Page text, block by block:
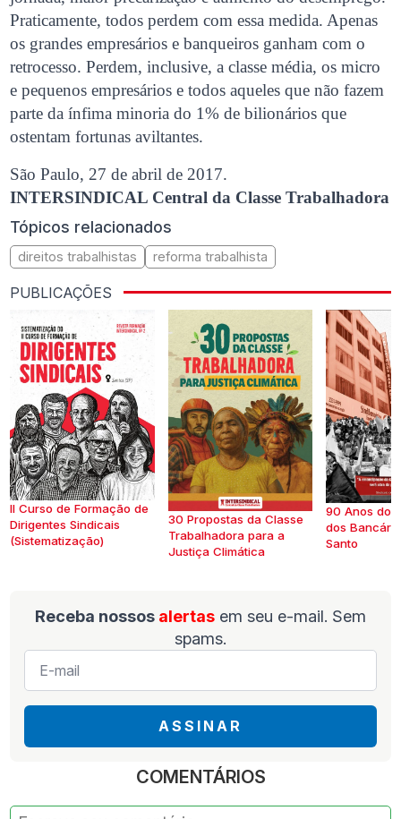
Praticamente, todos perdem com essa medida. Apenas
os grandes empresários e banqueiros ganham com o
retrocesso. Perdem, inclusive, a classe média, os micro
e pequenos empresários e todos aqueles que não fazem
parte da ínfima minoria do 1% de bilionários que
ostentam fortunas aviltantes.
São Paulo, 27 de abril de 2017.
INTERSINDICAL Central da Classe Trabalhadora
Tópicos relacionados
direitos trabalhistas reforma trabalhista
PUBLICAÇÕES
II Curso de Formação de
Dirigentes Sindicais
(Sistematização)
30 Propostas da Classe
Trabalhadora para a
Justiça Climática
90 Anos do
dos
Santo
Receba nossos alertas em seu e-mail. Sem
spams.
E-
mail
ASSINAR
COMENTÁRIOS